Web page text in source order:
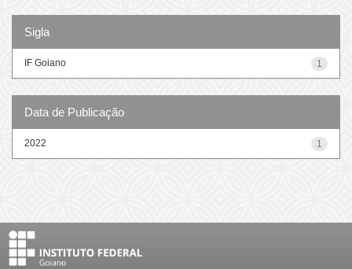
Sigla
1
IF Goiano
Data de Publicação
1
2022